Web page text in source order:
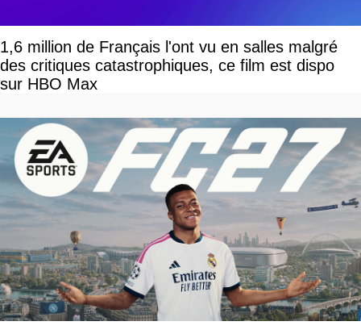
1,6 million de Français l'ont vu en salles malgré
des critiques catastrophiques, ce film est dispo
sur HBO Max